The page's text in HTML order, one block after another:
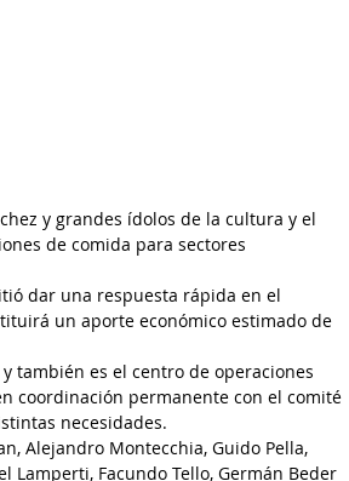
y grandes ídolos de la cultura y el
de comida para sectores
dar una respuesta rápida en el
un aporte económico estimado de
también es el centro de operaciones
coordinación permanente con el comité
necesidades.
Alejandro Montecchia, Guido Pella,
Lamperti, Facundo Tello, Germán Beder